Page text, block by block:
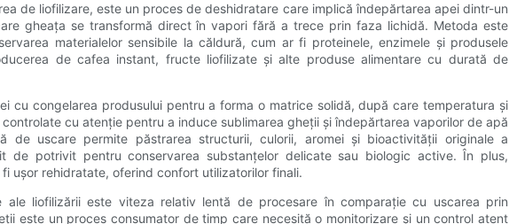
de liofilizare, este un proces de deshidratare care implică îndepărtarea apei dintr-un
gheața se transformă direct în vapori fără a trece prin faza lichidă. Metoda este
materialelor sensibile la căldură, cum ar fi proteinele, enzimele și produsele
de cafea instant, fructe liofilizate și alte produse alimentare cu durată de
cu congelarea produsului pentru a forma o matrice solidă, după care temperatura și
cu atenție pentru a induce sublimarea gheții și îndepărtarea vaporilor de apă
de uscare permite păstrarea structurii, culorii, aromei și bioactivității originale a
de potrivit pentru conservarea substanțelor delicate sau biologic active. În plus,
ușor rehidratate, oferind confort utilizatorilor finali.
ale liofilizării este viteza relativ lentă de procesare în comparație cu uscarea prin
este un proces consumator de timp care necesită o monitorizare și un control atent